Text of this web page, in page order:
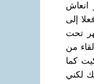
انعاش
إلى
تحت
من
كما
لكني